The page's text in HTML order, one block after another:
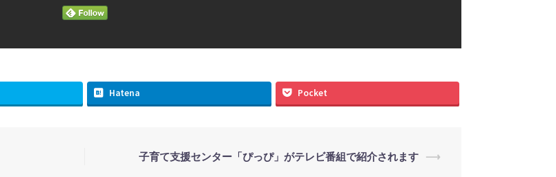
Hatena Pocket
子育て支援センター「ぴっぴ」がテレビ番組で紹介されます ⟶